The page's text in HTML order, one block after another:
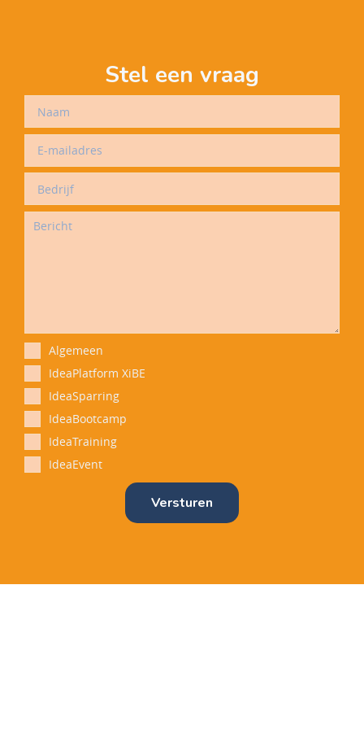
Stel een vraag
Algemeen
IdeaPlatform XiBE
IdeaSparring
IdeaBootcamp
IdeaTraining
IdeaEvent
Versturen